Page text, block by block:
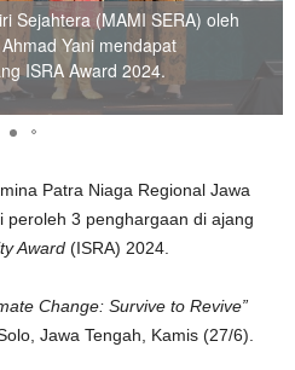
Sejahtera (MAMI SERA) oleh
Yani mendapat
ISRA Award 2024.
Patra Niaga Regional Jawa
peroleh 3 penghargaan di ajang
Award (ISRA) 2024.
Change: Survive to Revive”
Jawa Tengah, Kamis (27/6).